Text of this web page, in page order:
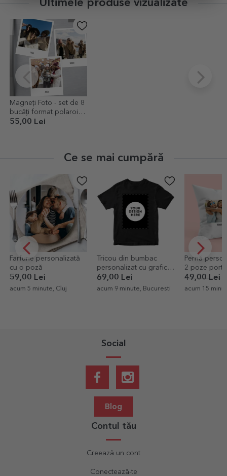
Ultimele produse vizualizate
Magneți Foto - set de 8
bucăți format polaroid
10x12cm
55,00 Lei
Ce se mai cumpără
Tricou din bumbac
personalizat cu grafica
ta portret
69,00 Lei
acum 9 minute, Bucuresti
-40%
Pernă personalizată cu
2 poze portret și text
49,00 Lei
acum 15 minute, Cluj
Tricou din
personalizat
Wine
69,00 Lei
acum 18
Social
Blog
Contul tău
Creează un cont
Conectează-te